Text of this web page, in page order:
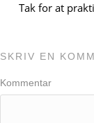
Tak for at
SKRIV EN
Kommentar